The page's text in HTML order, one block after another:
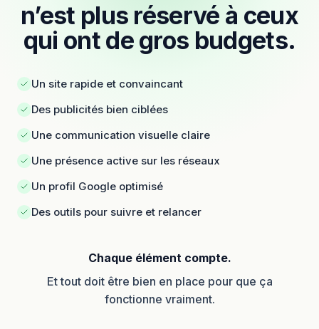
n’est plus réservé à ceux
qui ont de gros budgets.
Un site rapide et convaincant
Des publicités bien ciblées
Une communication visuelle claire
Une présence active sur les réseaux
Un profil Google optimisé
Des outils pour suivre et relancer
Chaque élément compte.
Et tout doit être bien en place pour que ça
fonctionne vraiment.